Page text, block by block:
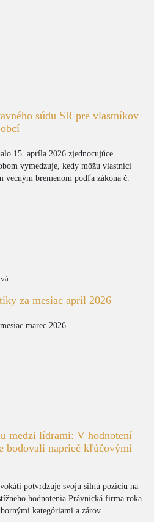
súdu SR pre vlastníkov
15. apríla 2026 zjednocujúce
vymedzuje, kedy môžu vlastníci
vecným bremenom podľa zákona č.
za mesiac apríl 2026
marec 2026
medzi lídrami: V hodnotení
bodovali naprieč kľúčovými
potvrdzuje svoju silnú pozíciu na
hodnotenia Právnická firma roka
kategóriami a zárov...